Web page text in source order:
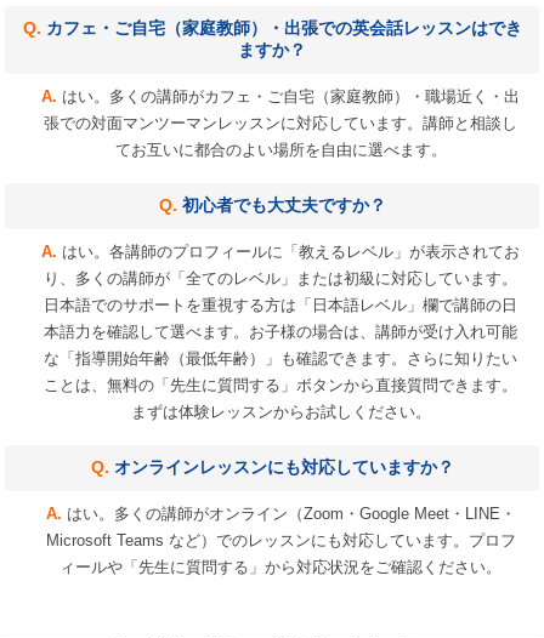
カフェ・ご自宅（家庭教師）・出張での英会話レッスンはでき
ますか？
はい。多くの講師がカフェ・ご自宅（家庭教師）・職場近く・出
張での対面マンツーマンレッスンに対応しています。講師と相談し
てお互いに都合のよい場所を自由に選べます。
初心者でも大丈夫ですか？
はい。各講師のプロフィールに「教えるレベル」が表示されてお
り、多くの講師が「全てのレベル」または初級に対応しています。
日本語でのサポートを重視する方は「日本語レベル」欄で講師の日
本語力を確認して選べます。お子様の場合は、講師が受け入れ可能
な「指導開始年齢（最低年齢）」も確認できます。さらに知りたい
ことは、無料の「先生に質問する」ボタンから直接質問できます。
まずは体験レッスンからお試しください。
オンラインレッスンにも対応していますか？
はい。多くの講師がオンライン（Zoom・Google Meet・LINE・
Microsoft Teams など）でのレッスンにも対応しています。プロフ
ィールや「先生に質問する」から対応状況をご確認ください。